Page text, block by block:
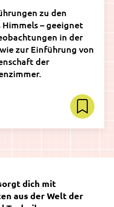
zu den
– geeignet
in der
zur Einführung von
der
dich mit
aus der Welt der